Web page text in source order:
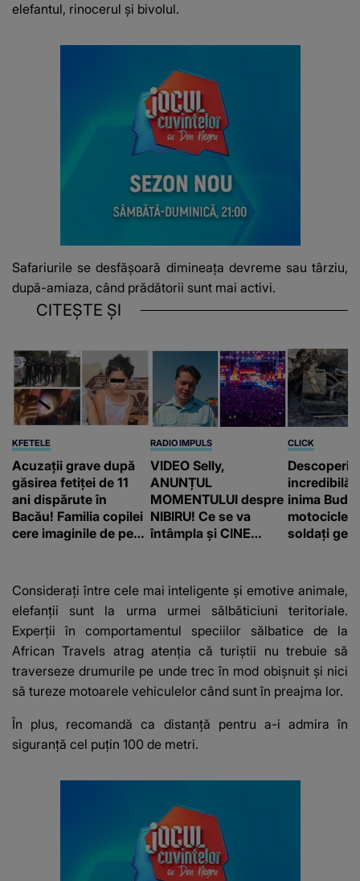
elefantul, rinocerul și bivolul.
Safariurile se desfășoară dimineața devreme sau târziu,
după-amiaza, când prădătorii sunt mai activi.
CITEȘTE ȘI
KFETELE
Acuzații grave după
găsirea fetiței de 11
ani dispărute în
Bacău! Familia copilei
cere imaginile de pe
a mai dus sora mea...”
RADIO IMPULS
VIDEO Selly,
ANUNȚUL
MOMENTULUI despre
NIBIRU! Ce se va
întâmpla și CINE
e ciudă că..."
CLICK
incredibilă
inima
soldați
Considerați între cele mai inteligente și emotive animale,
elefanții sunt la urma urmei sălbăticiuni teritoriale.
Experții în comportamentul speciilor sălbatice de la
African Travels atrag atenția că turiștii nu trebuie să
traverseze drumurile pe unde trec în mod obișnuit și nici
să tureze motoarele vehiculelor când sunt în preajma lor.
În plus, recomandă ca distanță pentru a-i admira în
siguranță cel puțin 100 de metri.